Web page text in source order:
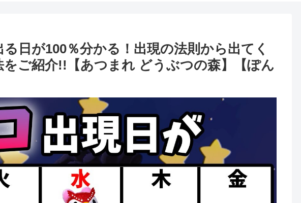
る日が100％分かる！出現の法則から出てく
ご紹介!!【あつまれ どうぶつの森】【ぽん